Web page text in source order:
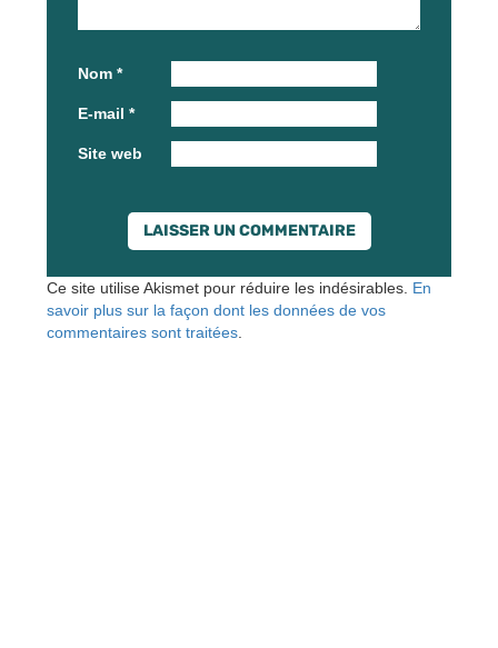
Nom *
E-mail *
Site web
Ce site utilise Akismet pour réduire les indésirables. En
savoir plus sur la façon dont les données de vos
commentaires sont traitées